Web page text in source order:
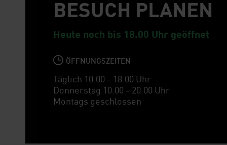
g
s
a
w
a
h
l
BESUCH PLANEN
Heute noch bis 18.00 Uhr geöffnet
ÖFFNUNGSZEITEN
Täglich 10.00 - 18.00 Uhr
Donnerstag 10.00 - 20.00 Uhr
Montags geschlossen